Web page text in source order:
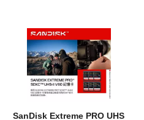
SanDisk Extreme PRO UHS